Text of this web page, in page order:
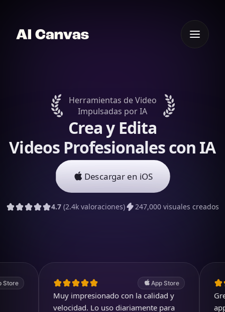
Herramientas de Video
Impulsadas por IA
Crea y Edita
Videos Profesionales con IA
Descargar en iOS
4.7 (2.4k valoraciones) 247,000 visuales creados
App Store
Muy impresionado con la calidad y
velocidad. Lo uso diariamente para
Great.